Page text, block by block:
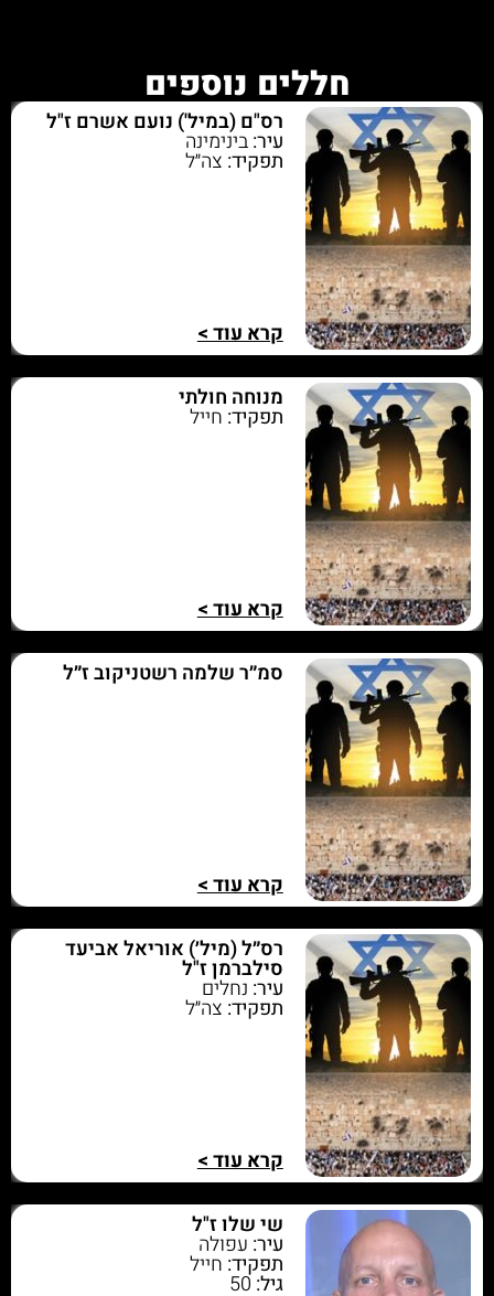
חללים נוספים
רס"ם (במיל') נועם אשרם ז"ל
עיר:בינימינה
תפקיד: צה״ל
קרא עוד >
מנוחה חולתי
תפקיד: חייל
קרא עוד >
סמ״ר שלמה רשטניקוב ז״ל
קרא עוד >
רס״ל (מיל׳) אוריאל אביעד
סילברמן ז"ל
עיר: נחלים
תפקיד: צה״ל
קרא עוד >
שי שלו ז"ל
עיר: עפולה
תפקיד: חייל
גיל:50